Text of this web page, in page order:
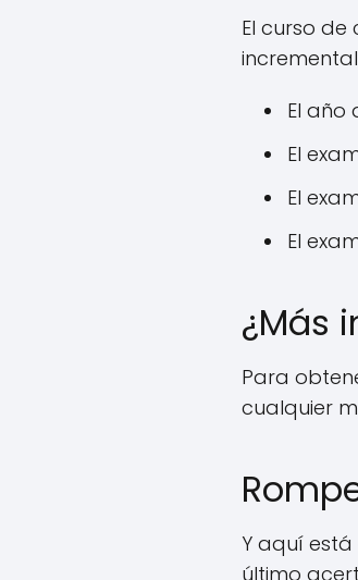
El curso
El año
El
El
El
¿Más
Para
cualquier
Y aquí
último